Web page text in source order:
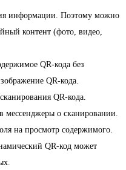
информации. Поэтому можно
контент (фото, видео,
QR-кода без
QR-кода.
QR-кода.
о сканировании.
на просмотр содержимого.
QR-код может